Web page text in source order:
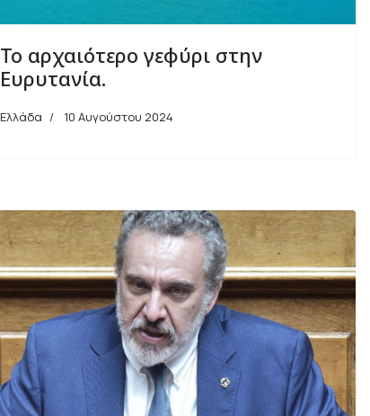
Το αρχαιότερο γεφύρι στην
Ευρυτανία.
Ελλάδα 10 Αυγούστου 2024